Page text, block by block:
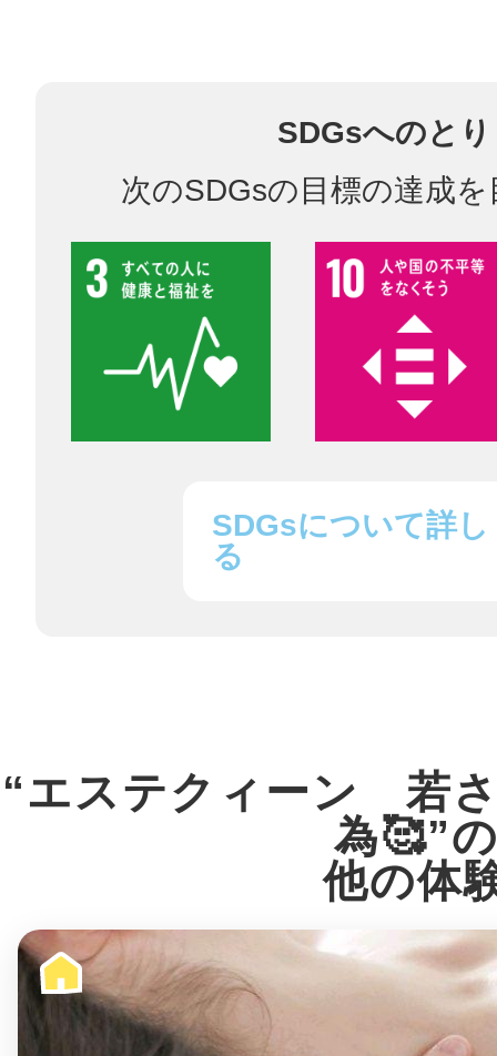
SDGsへのと
次のSDGsの目標の達成
SDGsについて詳し
る
“エステクィーン 若
為🥰”
他の体
鎌倉
相模原
渋谷区
滋賀県